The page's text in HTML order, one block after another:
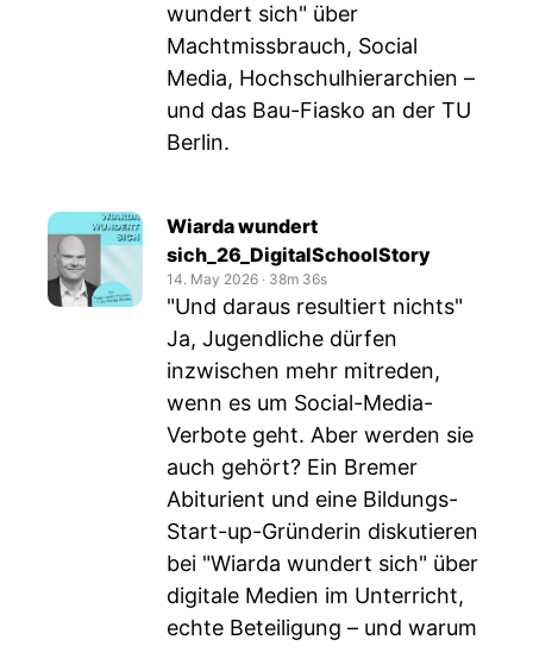
wundert sich" über
Machtmissbrauch, Social
Media, Hochschulhierarchien –
und das Bau-Fiasko an der TU
Berlin.
Wiarda wundert
sich_26_DigitalSchoolStory
14. May 2026 ‧ 38m 36s
"Und daraus resultiert nichts"
Ja, Jugendliche dürfen
inzwischen mehr mitreden,
wenn es um Social-Media-
Verbote geht. Aber werden sie
auch gehört? Ein Bremer
Abiturient und eine Bildungs-
Start-up-Gründerin diskutieren
bei "Wiarda wundert sich" über
digitale Medien im Unterricht,
echte Beteiligung – und warum